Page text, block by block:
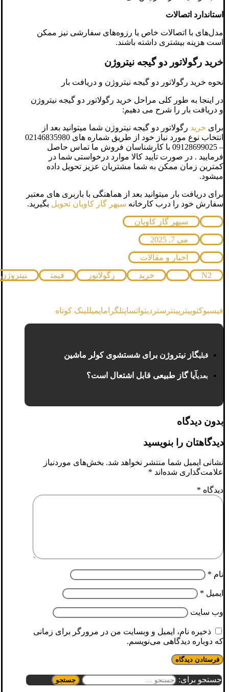
استاندارد اتصالات
مدل‌های با اتصالات خاص یا رزوه‌های سفارشی نیز ممکن
است هزینه بیشتری داشته باشند.
خرید رگولاتور دو گیجه نیتروژن
نحوه خرید رگولاتور دو گیجه نیتروژن و دریافت بار
در اینجا به طور کلی مراحل خرید رگولاتور دو گیجه نیتروژن
و دریافت بار را شرح می دهیم:
برای خرید رگولاتور دو گیجه نیتروژن شما میتوانید بعد از
انتخاب نوع مورد نیاز خود از طریق شماره های 02146835980
– 09128699025 با کارشناسان فروش ما تماس حاصل
فرمایید . در صورت تایید کالا موارد درخواستی شما در
کمترین زمان ممکن به شما مشتریان عزیز تحویل داده
میشود.
برای دریافت بار میتوانید بعد از هماهنگی با باربری های معتبر
سفارش خود را درب کارخانه سپهر گاز کاویان تحویل بگیرید.
سپهر گاز کاویان
می 7, 2025
اخبار و مقالات
N2 خرید رگولاتور قیمت نیتروژن
فیسبوکتوییتر پینترستردیتواتساپتلگرامایمیللینک کوتاه
قبلیگاز نیتروژن برای شستشوی کولر ماشین
بعدیآیا گاز طبیعی قابل اشتعال است؟
بدون دیدگاه
دیدگاهتان را بنویسید
نشانی ایمیل شما منتشر نخواهد شد. بخش‌های موردنیاز
علامت‌گذاری شده‌اند *
دیدگاه *
نام *
ایمیل *
وب‌ سایت
ذخیره نام، ایمیل و وبسایت من در مرورگر برای زمانی
که دوباره دیدگاهی می‌نویسم.
جستجو برای: